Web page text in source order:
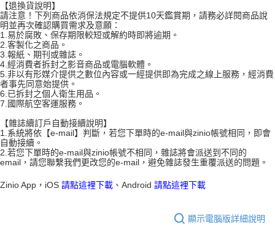
【退換貨說明】
請注意！下列商品依消保法規定不提供10天鑑賞期，請務必詳閱商品說
明並再次確認購買需求及意願：
1.易於腐敗、保存期限較短或解約時即將逾期。
2.客製化之商品。
3.報紙、期刊或雜誌。
4.經消費者拆封之影音商品或電腦軟體。
5.非以有形媒介提供之數位內容或一經提供即為完成之線上服務，經消費
者事先同意始提供。
6.已拆封之個人衛生用品。
7.國際航空客運服務。
【雜誌續訂戶自動接續說明】
1.系統將依【e-mail】判斷，若您下單時的e-mail與zinio帳號相同，即會
自動接續。
2.若您下單時的e-mail與zinio帳號不相同，雜誌將會派送到不同的
email，請您聯繫我們更改您的e-mail，避免雜誌發生重覆派送的問題。
Zinio App，iOS 請點這裡下載 、Android 請點這裡下載
顯示電腦版詳細說明